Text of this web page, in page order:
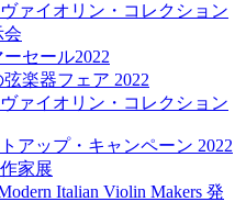
ァイオリン・コレクション
会
セール2022
楽器フェア 2022
ァイオリン・コレクション
アップ・キャンペーン 2022
家展
Italian Violin Makers 発